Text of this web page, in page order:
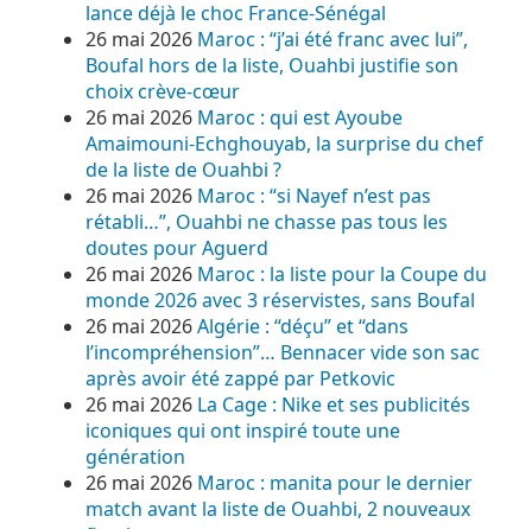
lance déjà le choc France-Sénégal
26 mai 2026 Maroc : “j’ai été franc avec lui”,
Boufal hors de la liste, Ouahbi justifie son
choix crève-cœur
26 mai 2026 Maroc : qui est Ayoube
Amaimouni-Echghouyab, la surprise du chef
de la liste de Ouahbi ?
26 mai 2026 Maroc : “si Nayef n’est pas
rétabli…”, Ouahbi ne chasse pas tous les
doutes pour Aguerd
26 mai 2026 Maroc : la liste pour la Coupe du
monde 2026 avec 3 réservistes, sans Boufal
26 mai 2026Algérie : “déçu” et “dans
l’incompréhension”… Bennacer vide son sac
après avoir été zappé par Petkovic
26 mai 2026 La Cage : Nike et ses publicités
iconiques qui ont inspiré toute une
génération
26 mai 2026 Maroc : manita pour le dernier
match avant la liste de Ouahbi, 2 nouveaux